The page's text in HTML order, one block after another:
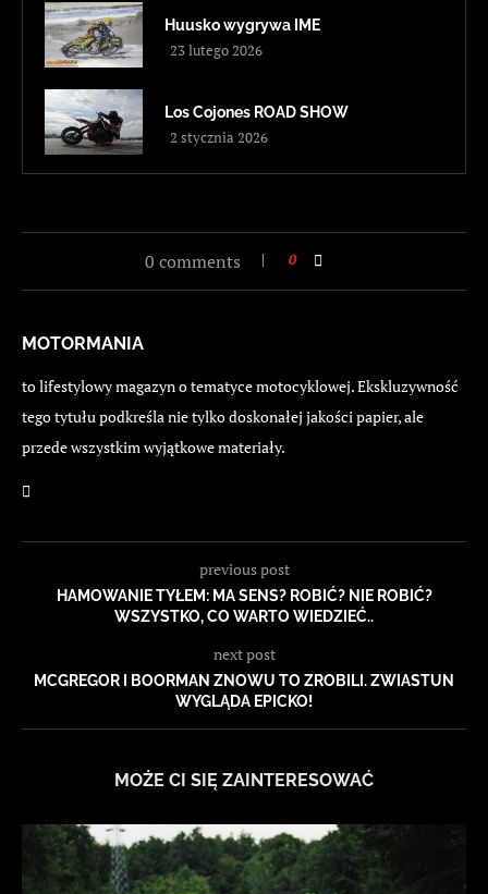
Huusko wygrywa IME
23 lutego 2026
Los Cojones ROAD SHOW
2 stycznia 2026
0 comments 0
MOTORMANIA
to lifestylowy magazyn o tematyce motocyklowej. Ekskluzywność
tego tytułu podkreśla nie tylko doskonałej jakości papier, ale
przede wszystkim wyjątkowe materiały.
previous post
HAMOWANIE TYŁEM: MA SENS? ROBIĆ? NIE ROBIĆ?
WSZYSTKO, CO WARTO WIEDZIEĆ..
next post
MCGREGOR I BOORMAN ZNOWU TO ZROBILI. ZWIASTUN
WYGLĄDA EPICKO!
MOŻE CI SIĘ ZAINTERESOWAĆ